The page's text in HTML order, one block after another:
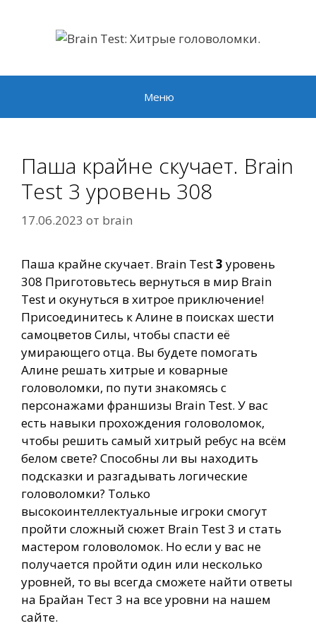
содержимому
Меню
Паша крайне скучает. Brain
Test 3 уровень 308
17.06.2023 от brain
Паша крайне скучает. Brain Test3 уровень
308 Приготовьтесь вернуться в мир Brain
Test и окунуться в хитрое приключение!
Присоединитесь к Алине в поисках шести
самоцветов Силы, чтобы спасти её
умирающего отца. Вы будете помогать
Алине решать хитрые и коварные
головоломки, по пути знакомясь с
персонажами франшизы Brain Test. У вас
есть навыки прохождения головоломок,
чтобы решить самый хитрый ребус на всём
белом свете? Способны ли вы находить
подсказки и разгадывать логические
головоломки? Только
высокоинтеллектуальные игроки смогут
пройти сложный сюжет Brain Test 3 и стать
мастером головоломок. Но если у вас не
получается пройти один или несколько
уровней, то вы всегда сможете найти ответы
на Брайан Тест 3 на все уровни на нашем
сайте.